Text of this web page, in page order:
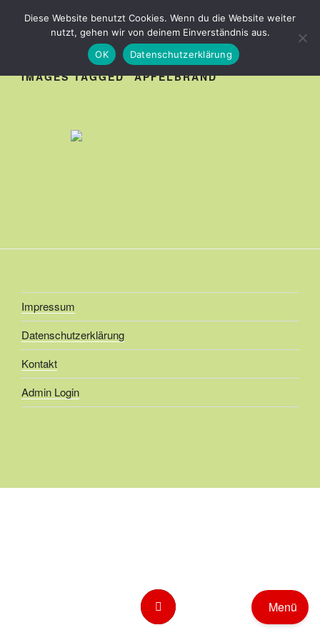
OBSTBAU HAUCK
IMAGES TAGGED "APFELBRAND"
Impressum
Datenschutzerklärung
Kontakt
Admin Login
Menü
Diese Website benutzt Cookies. Wenn du die Website weiter
nutzt, gehen wir von deinem Einverständnis aus.
OK
Datenschutzerklärung